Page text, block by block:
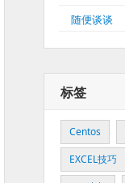
随便谈谈
标签
Centos
EXCEL技巧